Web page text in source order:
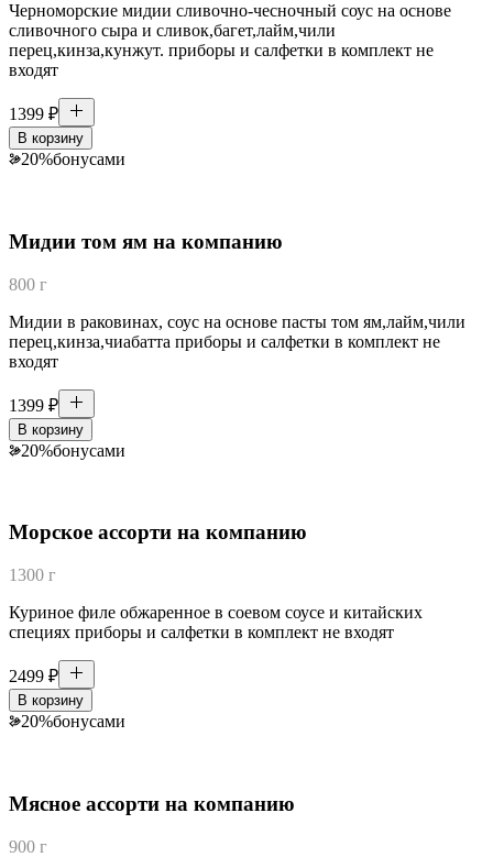
Черноморские мидии сливочно-чесночный соус на основе
сливочного сыра и сливок,багет,лайм,чили
перец,кинза,кунжут. приборы и салфетки в комплект не
входят
1399 ₽
В корзину
20%бонусами
Мидии том ям на компанию
800 г
Мидии в раковинах, соус на основе пасты том ям,лайм,чили
перец,кинза,чиабатта приборы и салфетки в комплект не
входят
1399 ₽
В корзину
20%бонусами
Морское ассорти на компанию
1300 г
Куриное филе обжаренное в соевом соусе и китайских
специях приборы и салфетки в комплект не входят
2499 ₽
В корзину
20%бонусами
Мясное ассорти на компанию
900 г